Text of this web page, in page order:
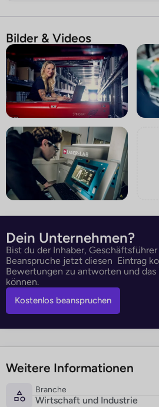
Bilder & Videos
Dein Unternehmen?
Bist du der Inhaber,
Beanspruche jetzt diesen Eintrag
Bewertungen zu antworten und das
können.
Kostenlos beanspruchen
Weitere Informationen
Branche
Wirtschaft und Industrie